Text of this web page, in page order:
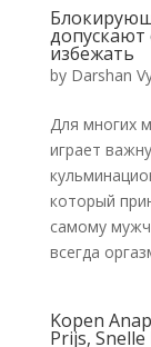
допускают
избежать
by Darshan
Для многих
играет
который
самому
всегда
Kopen
Prijs,